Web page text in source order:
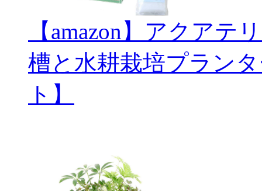
【amazon】アクアテ
槽と水耕栽培プラン
ト】